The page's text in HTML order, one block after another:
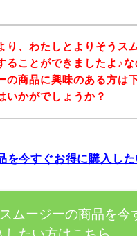
り、わたしとよりそうス
ることができましたよ♪
の商品に興味のある方は
いかがでしょうか？
を今すぐお得に購入した
ムージーの商品を今